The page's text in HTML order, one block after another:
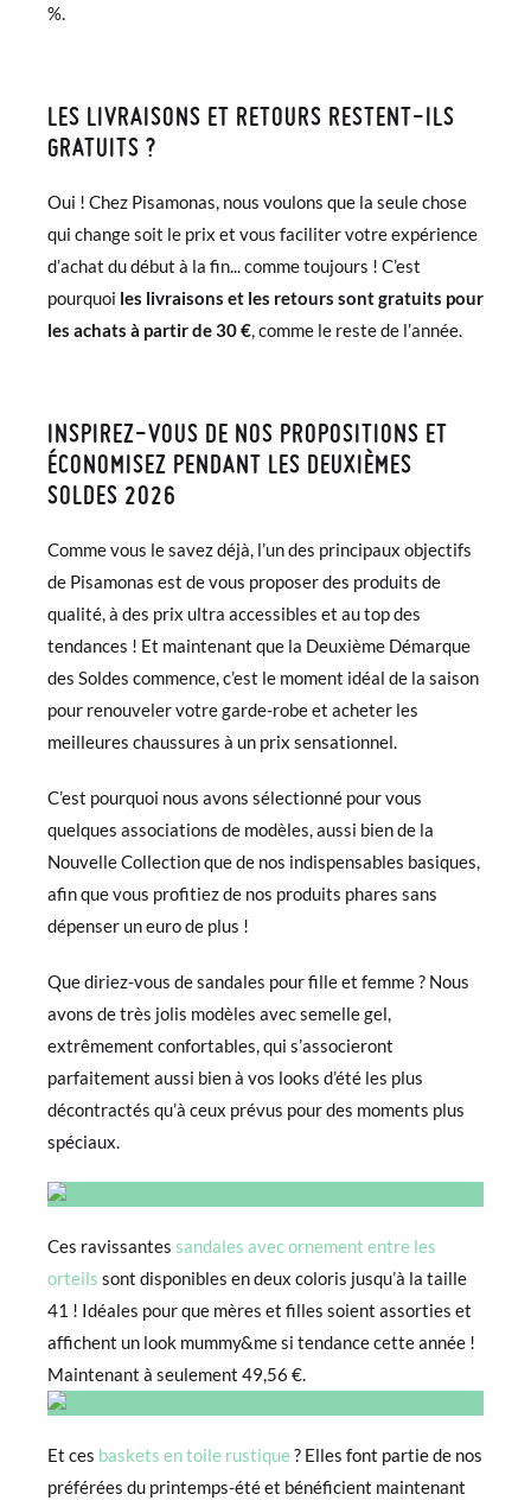
%.
LES LIVRAISONS ET RETOURS RESTENT-ILS
GRATUITS ?
Oui ! Chez Pisamonas, nous voulons que la seule chose
qui change soit le prix et vous faciliter votre expérience
d’achat du début à la fin... comme toujours ! C’est
pourquoi les livraisons et les retours sont gratuits pour
les achats à partir de 30 €, comme le reste de l’année.
INSPIREZ-VOUS DE NOS PROPOSITIONS ET
ÉCONOMISEZ PENDANT LES DEUXIÈMES
SOLDES 2026
Comme vous le savez déjà, l’un des principaux objectifs
de Pisamonas est de vous proposer des produits de
qualité, à des prix ultra accessibles et au top des
tendances ! Et maintenant que la Deuxième Démarque
des Soldes commence, c’est le moment idéal de la saison
pour renouveler votre garde-robe et acheter les
meilleures chaussures à un prix sensationnel.
C’est pourquoi nous avons sélectionné pour vous
quelques associations de modèles, aussi bien de la
Nouvelle Collection que de nos indispensables basiques,
afin que vous profitiez de nos produits phares sans
dépenser un euro de plus !
Que diriez-vous de sandales pour fille et femme ? Nous
avons de très jolis modèles avec semelle gel,
extrêmement confortables, qui s’associeront
parfaitement aussi bien à vos looks d’été les plus
décontractés qu’à ceux prévus pour des moments plus
spéciaux.
Ces ravissantes sandales avec ornement entre les
orteils sont disponibles en deux coloris jusqu’à la taille
41 ! Idéales pour que mères et filles soient assorties et
affichent un look mummy&me si tendance cette année !
Maintenant à seulement 49,56 €.
Et ces baskets en toile rustique? Elles font partie de nos
préférées du printemps-été et bénéficient maintenant